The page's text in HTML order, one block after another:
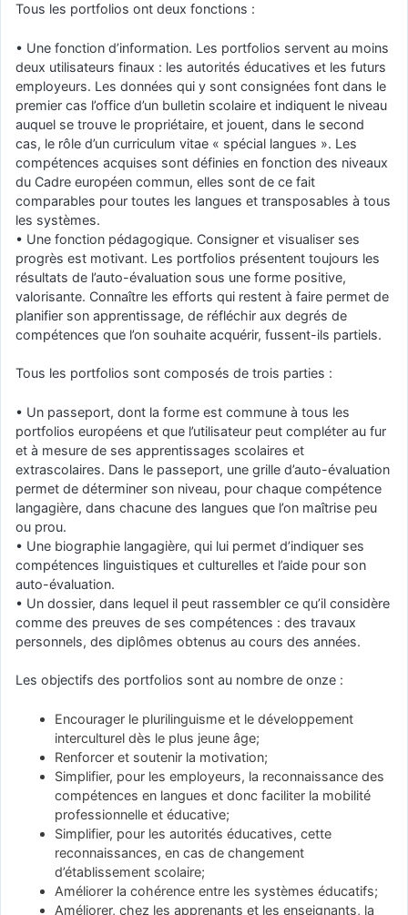
Tous les portfolios ont deux fonctions :
• Une fonction d’information. Les portfolios servent au moins
deux utilisateurs finaux : les autorités éducatives et les futurs
employeurs. Les données qui y sont consignées font dans le
premier cas l’office d’un bulletin scolaire et indiquent le niveau
auquel se trouve le propriétaire, et jouent, dans le second
cas, le rôle d’un curriculum vitae « spécial langues ». Les
compétences acquises sont définies en fonction des niveaux
du Cadre européen commun, elles sont de ce fait
comparables pour toutes les langues et transposables à tous
les systèmes.
• Une fonction pédagogique. Consigner et visualiser ses
progrès est motivant. Les portfolios présentent toujours les
résultats de l’auto-évaluation sous une forme positive,
valorisante. Connaître les efforts qui restent à faire permet de
planifier son apprentissage, de réfléchir aux degrés de
compétences que l’on souhaite acquérir, fussent-ils partiels.
Tous les portfolios sont composés de trois parties :
• Un passeport, dont la forme est commune à tous les
portfolios européens et que l’utilisateur peut compléter au fur
et à mesure de ses apprentissages scolaires et
extrascolaires. Dans le passeport, une grille d’auto-évaluation
permet de déterminer son niveau, pour chaque compétence
langagière, dans chacune des langues que l’on maîtrise peu
ou prou.
• Une biographie langagière, qui lui permet d’indiquer ses
compétences linguistiques et culturelles et l’aide pour son
auto-évaluation.
• Un dossier, dans lequel il peut rassembler ce qu’il considère
comme des preuves de ses compétences : des travaux
personnels, des diplômes obtenus au cours des années.
Les objectifs des portfolios sont au nombre de onze :
Encourager le plurilinguisme et le développement
interculturel dès le plus jeune âge;
Renforcer et soutenir la motivation;
Simplifier, pour les employeurs, la reconnaissance des
compétences en langues et donc faciliter la mobilité
professionnelle et éducative;
Simplifier, pour les autorités éducatives, cette
reconnaissances, en cas de changement
d’établissement scolaire;
Améliorer la cohérence entre les systèmes éducatifs;
Améliorer, chez les apprenants et les enseignants, la